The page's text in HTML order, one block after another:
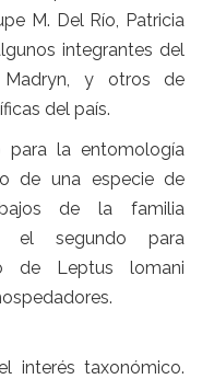
M. Del Río, Patricia
integrantes del
Madryn, y otros de
del país.
la entomología
de una especie de
de la familia
el segundo para
de Leptus lomani
interés taxonómico.